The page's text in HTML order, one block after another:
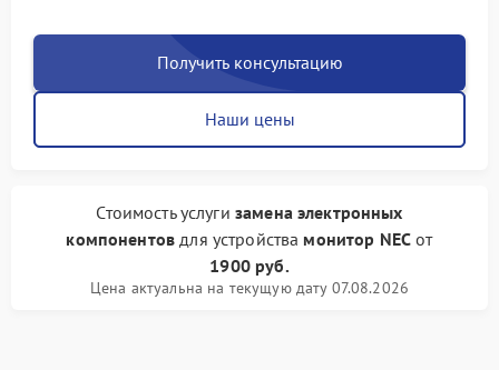
Получить консультацию
Наши цены
Стоимость услуги замена электронных
компонентов для устройства монитор NEC от
1900 руб.
Цена актуальна на текущую дату 07.08.2026